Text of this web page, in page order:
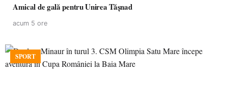
Amical de gală pentru Unirea Tășnad
acum 5 ore
SPORT